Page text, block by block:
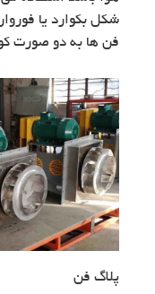
شکل بکوارد یا
فن ها به دو صورت
پلاگ فن